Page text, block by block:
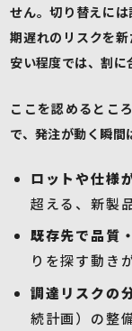
せん。切り替えに
期遅れのリスクを
安い程度では、割に
ここを認めるとこ
で、発注が動く瞬間
ロットや仕様
超える、新製
既存先で品質
りを探す動き
調達リスクの
続計画）の整